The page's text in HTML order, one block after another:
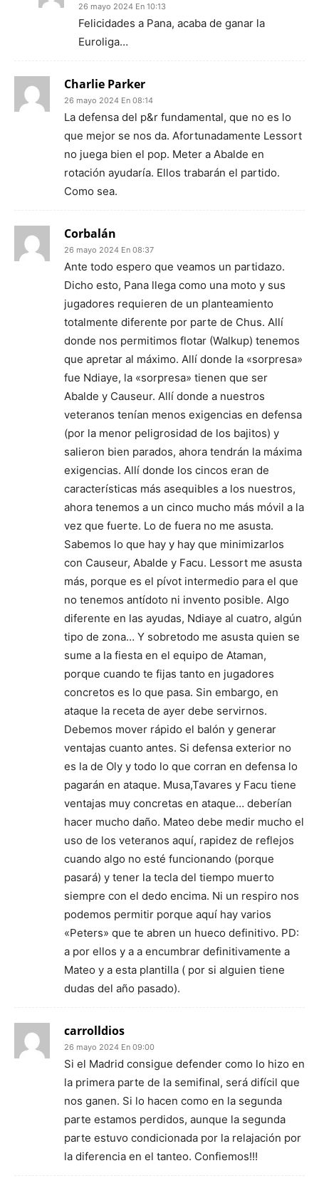
26 mayo 2024 En 10:13
Felicidades a Pana, acaba de ganar la
Euroliga…
Charlie Parker
26 mayo 2024 En 08:14
La defensa del p&r fundamental, que no es lo
que mejor se nos da. Afortunadamente Lessort
no juega bien el pop. Meter a Abalde en
rotación ayudaría. Ellos trabarán el partido.
Como sea.
Corbalán
26 mayo 2024 En 08:37
Ante todo espero que veamos un partidazo.
Dicho esto, Pana llega como una moto y sus
jugadores requieren de un planteamiento
totalmente diferente por parte de Chus. Allí
donde nos permitimos flotar (Walkup) tenemos
que apretar al máximo. Allí donde la «sorpresa»
fue Ndiaye, la «sorpresa» tienen que ser
Abalde y Causeur. Allí donde a nuestros
veteranos tenían menos exigencias en defensa
(por la menor peligrosidad de los bajitos) y
salieron bien parados, ahora tendrán la máxima
exigencias. Allí donde los cincos eran de
características más asequibles a los nuestros,
ahora tenemos a un cinco mucho más móvil a la
vez que fuerte. Lo de fuera no me asusta.
Sabemos lo que hay y hay que minimizarlos
con Causeur, Abalde y Facu. Lessort me asusta
más, porque es el pívot intermedio para el que
no tenemos antídoto ni invento posible. Algo
diferente en las ayudas, Ndiaye al cuatro, algún
tipo de zona… Y sobretodo me asusta quien se
sume a la fiesta en el equipo de Ataman,
porque cuando te fijas tanto en jugadores
concretos es lo que pasa. Sin embargo, en
ataque la receta de ayer debe servirnos.
Debemos mover rápido el balón y generar
ventajas cuanto antes. Si defensa exterior no
es la de Oly y todo lo que corran en defensa lo
pagarán en ataque. Musa,Tavares y Facu tiene
ventajas muy concretas en ataque… deberían
hacer mucho daño. Mateo debe medir mucho el
uso de los veteranos aquí, rapidez de reflejos
cuando algo no esté funcionando (porque
pasará) y tener la tecla del tiempo muerto
siempre con el dedo encima. Ni un respiro nos
podemos permitir porque aquí hay varios
«Peters» que te abren un hueco definitivo. PD:
a por ellos y a a encumbrar definitivamente a
Mateo y a esta plantilla ( por si alguien tiene
dudas del año pasado).
carrolldios
26 mayo 2024 En 09:00
Si el Madrid consigue defender como lo hizo en
la primera parte de la semifinal, será difícil que
nos ganen. Si lo hacen como en la segunda
parte estamos perdidos, aunque la segunda
parte estuvo condicionada por la relajación por
la diferencia en el tanteo. Confiemos!!!